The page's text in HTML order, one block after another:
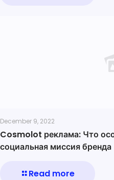
December 9, 2022
Cosmolot реклама: Что
социальная миссия бренда
Read more